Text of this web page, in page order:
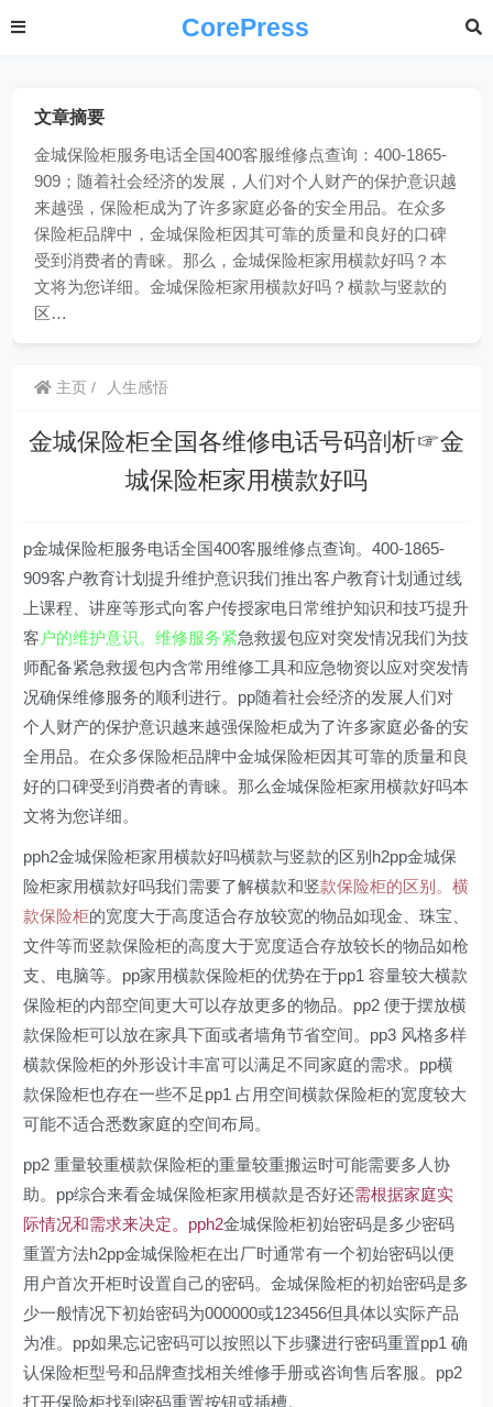
CorePress
文章摘要
金城保险柜服务电话全国400客服维修点查询：400-1865-
909；随着社会经济的发展，人们对个人财产的保护意识越
来越强，保险柜成为了许多家庭必备的安全用品。在众多
保险柜品牌中，金城保险柜因其可靠的质量和良好的口碑
受到消费者的青睐。那么，金城保险柜家用横款好吗？本
文将为您详细。金城保险柜家用横款好吗？横款与竖款的
区…
主页 人生感悟
金城保险柜全国各维修电话号码剖析☞金
城保险柜家用横款好吗
p金城保险柜服务电话全国400客服维修点查询。400-1865-
909客户教育计划提升维护意识我们推出客户教育计划通过线
上课程、讲座等形式向客户传授家电日常维护知识和技巧提升
客 户的维护意识。维修服务紧急救援包应对突发情况我们为技
师配备紧急救援包内含常用维修工具和应急物资以应对突发情
况确保维修服务的顺利进行。pp随着社会经济的发展人们对
个人财产的保护意识越来越强保险柜成为了许多家庭必备的安
全用品。在众多保险柜品牌中金城保险柜因其可靠的质量和良
好的口碑受到消费者的青睐。那么金城保险柜家用横款好吗本
文将为您详细。
pph2金城保险柜家用横款好吗横款与竖款的区别h2pp金城保
险柜家用横款好吗我们需要了解横款和竖款保险柜的区别。横
款保险柜的宽度大于高度适合存放较宽的物品如现金、珠宝、
文件等而竖款保险柜的高度大于宽度适合存放较长的物品如枪
支、电脑等。pp家用横款保险柜的优势在于pp1 容量较大横款
保险柜的内部空间更大可以存放更多的物品。pp2 便于摆放横
款保险柜可以放在家具下面或者墙角节省空间。pp3 风格多样
横款保险柜的外形设计丰富可以满足不同家庭的需求。pp横
款保险柜也存在一些不足pp1 占用空间横款保险柜的宽度较大
可能不适合悉数家庭的空间布局。
pp2 重量较重横款保险柜的重量较重搬运时可能需要多人协
助。pp综合来看金城保险柜家用横款是否好还需根据家庭实
际情况和需求来决定。pph2金城保险柜初始密码是多少密码
重置方法h2pp金城保险柜在出厂时通常有一个初始密码以便
用户首次开柜时设置自己的密码。金城保险柜的初始密码是多
少一般情况下初始密码为000000或123456但具体以实际产品
为准。pp如果忘记密码可以按照以下步骤进行密码重置pp1 确
认保险柜型号和品牌查找相关维修手册或咨询售后客服。pp2
打开保险柜找到密码重置按钮或插槽。